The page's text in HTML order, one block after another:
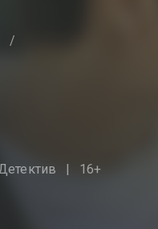
/
16+